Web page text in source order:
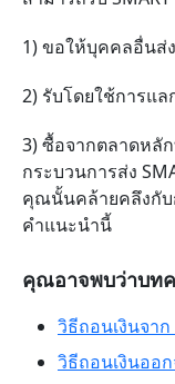
1) ขอให้บุคคลอื่น
2) รับโดยใช้การแล
3) ซื้อจากตลาดหลั
กระบวนการส่ง
คุณนั้นคล้ายคลึงกับ
คำแนะนำนี้
คุณอาจพบว่าบท
วิธีถอนเงินจา
วิธีถอนเงินออก